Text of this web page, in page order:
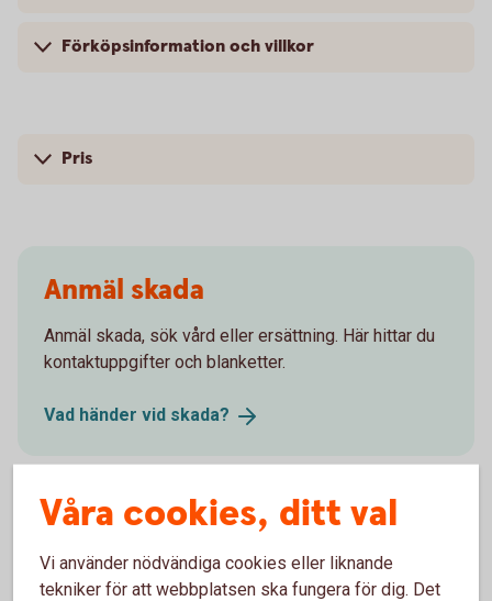
Förköpsinformation och villkor
Pris
Anmäl skada
Anmäl skada, sök vård eller ersättning. Här hittar du
kontaktuppgifter och blanketter.
Vad händer vid skada?
Försäkringsgivare
Swedbank FörsäkringAB
Våra cookies, ditt val
Vi använder nödvändiga cookies eller liknande
tekniker för att webbplatsen ska fungera för dig. Det